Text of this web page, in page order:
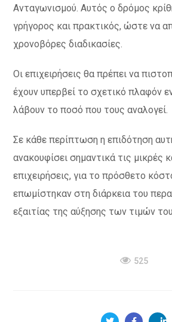
Ανταγωνισμού. Αυτός ο δρόμος
γρήγορος και πρακτικός, ώστε να
χρονοβόρες διαδικασίες.
Οι επιχειρήσεις θα πρέπει να
έχουν υπερβεί το σχετικό πλαφόν
λάβουν το ποσό που τους αναλογεί.
Σε κάθε περίπτωση η επιδότηση
ανακουφίσει σημαντικά τις μικρές
επιχειρήσεις, για το πρόσθετο
επωμίστηκαν στη διάρκεια του
εξαιτίας της αύξησης των τιμών
525